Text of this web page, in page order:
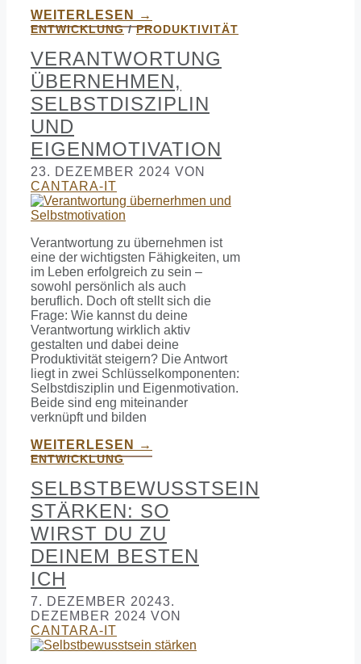
WEITERLESEN →
ENTWICKLUNG/PRODUKTIVITÄT
VERANTWORTUNG
ÜBERNEHMEN,
SELBSTDISZIPLIN
UND
EIGENMOTIVATION
23. DEZEMBER 2024 VON
CANTARA-IT
Verantwortung zu übernehmen ist
eine der wichtigsten Fähigkeiten, um
im Leben erfolgreich zu sein –
sowohl persönlich als auch
beruflich. Doch oft stellt sich die
Frage: Wie kannst du deine
Verantwortung wirklich aktiv
gestalten und dabei deine
Produktivität steigern? Die Antwort
liegt in zwei Schlüsselkomponenten:
Selbstdisziplin und Eigenmotivation.
Beide sind eng miteinander
verknüpft und bilden
WEITERLESEN →
ENTWICKLUNG
SELBSTBEWUSSTSEIN
STÄRKEN: SO
WIRST DU ZU
DEINEM BESTEN
ICH
7. DEZEMBER 20243.
DEZEMBER 2024 VON
CANTARA-IT